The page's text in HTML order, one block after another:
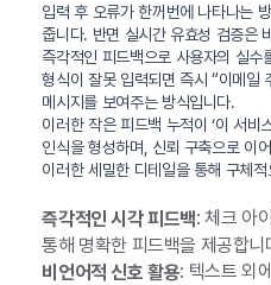
입력 후 오류가 한꺼번에 나타나는
줍니다. 반면 실시간 유효성 검증은
즉각적인 피드백으로 사용자의 실수
형식이 잘못 입력되면 즉시 “이메일
메시지를 보여주는 방식입니다.
이러한 작은 피드백 누적이 ‘이 서비
인식을 형성하며, 신뢰 구축으로 이
이러한 세밀한 디테일을 통해 구체
즉각적인 시각 피드백: 체크 아
통해 명확한 피드백을 제공합니
비언어적 신호 활용: 텍스트 외